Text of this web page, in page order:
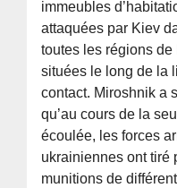
immeubles
attaquées par Kiev
toutes les régions de
situées le long de la
contact. Miroshnik a
qu’au cours de la
écoulée, les forces
ukrainiennes ont tiré
munitions de